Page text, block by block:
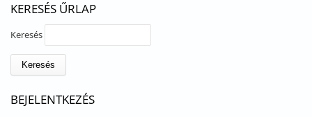
KERESÉS ŰRLAP
Keresés
BEJELENTKEZÉS